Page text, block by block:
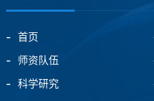
首页
师资队伍
科学研究